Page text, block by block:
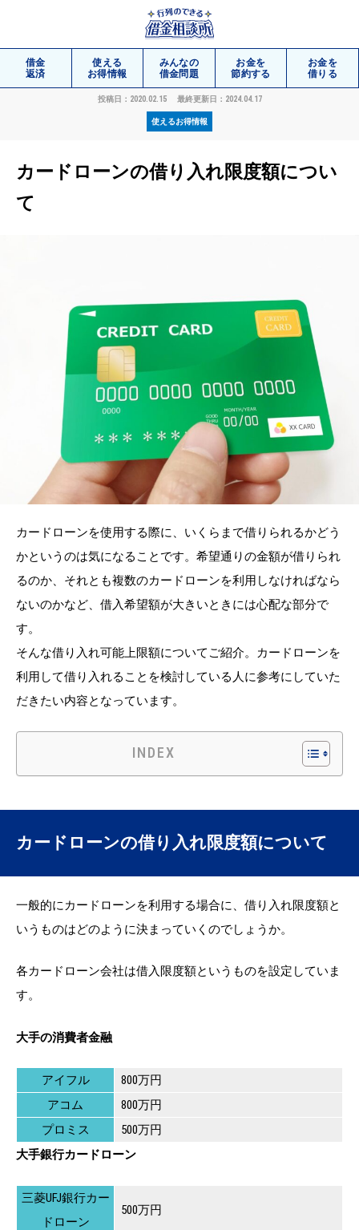
借金
返済
使える
お得情報
みんなの
借金問題
お金を
節約する
お金を
借りる
投稿日：2020.02.15 最終更新日：2024.04.17
使えるお得情報
カードローンの借り入れ限度額につい
て
カードローンを使用する際に、いくらまで借りられるかどう
かというのは気になることです。希望通りの金額が借りられ
るのか、それとも複数のカードローンを利用しなければなら
ないのかなど、借入希望額が大きいときには心配な部分で
す。
そんな借り入れ可能上限額についてご紹介。カードローンを
利用して借り入れることを検討している人に参考にしていた
だきたい内容となっています。
INDEX
カードローンの借り入れ限度額について
一般的にカードローンを利用する場合に、借り入れ限度額と
いうものはどのように決まっていくのでしょうか。
各カードローン会社は借入限度額というものを設定していま
す。
大手の消費者金融
アイフル
800万円
アコム
800万円
プロミス
500万円
大手銀行カードローン
三菱UFJ銀行カー
ドローン
500万円